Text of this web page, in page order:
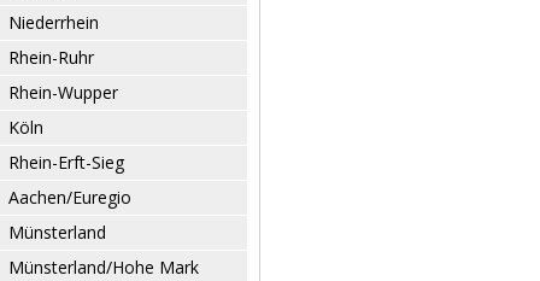
Niederrhein
Rhein-Ruhr
Rhein-Wupper
Köln
Rhein-Erft-Sieg
Aachen/Euregio
Münsterland
Münsterland/Hohe Mark